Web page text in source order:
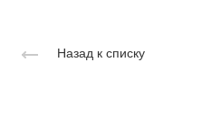
Назад к списку